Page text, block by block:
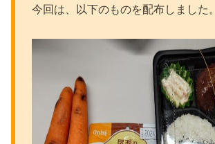
今回は、以下のものを配布しました。